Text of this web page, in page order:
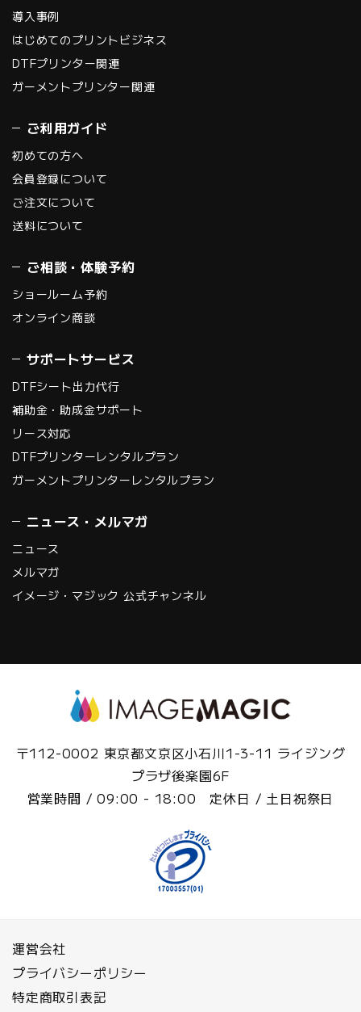
導入事例
はじめてのプリントビジネス
DTFプリンター関連
ガーメントプリンター関連
ご利用ガイド
初めての方へ
会員登録について
ご注文について
送料について
ご相談・体験予約
ショールーム予約
オンライン商談
サポートサービス
DTFシート出力代行
補助金・助成金サポート
リース対応
DTFプリンターレンタルプラン
ガーメントプリンターレンタルプラン
ニュース・メルマガ
ニュース
メルマガ
イメージ・マジック 公式チャンネル
〒112-0002 東京都文京区小石川1-3-11 ライジング
プラザ後楽園6F
営業時間 / 09:00 - 18:00 定休日 / 土日祝祭日
運営会社
プライバシーポリシー
特定商取引表記